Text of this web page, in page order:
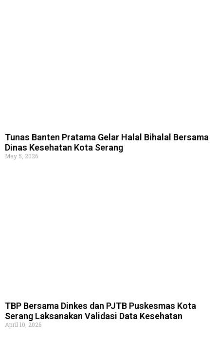
Tunas Banten Pratama Gelar Halal Bihalal Bersama
Dinas Kesehatan Kota Serang
May 5, 2026
TBP Bersama Dinkes dan PJTB Puskesmas Kota
Serang Laksanakan Validasi Data Kesehatan
April 10, 2026